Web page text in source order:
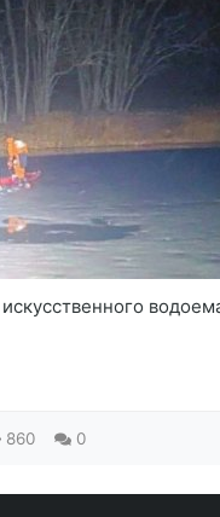
860 0